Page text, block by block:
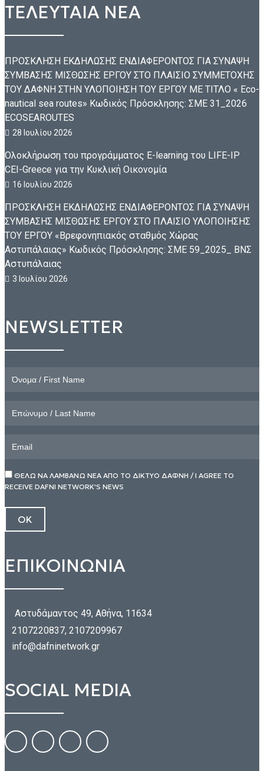
ΤΕΛΕΥΤΑΙΑ ΝΕΑ
ΠΡΟΣΚΛΗΣΗ ΕΚΔΗΛΩΣΗΣ ΕΝΔΙΑΦΕΡΟΝΤΟΣ ΓΙΑ ΣΥΝΑΨΗ
ΣΥΜΒΑΣΗΣ ΜΙΣΘΩΣΗΣ ΕΡΓΟΥ ΣΤΟ ΠΛΑΙΣΙΟ ΣΥΜΜΕΤΟΧΗΣ
ΤΟΥ ΔΑΦΝΗ ΣΤΗΝ ΥΛΟΠΟΙΗΣΗ ΤΟΥ ΕΡΓΟΥ ΜΕ ΤΙΤΛΟ « Eco-
nautical sea routes» Κωδικός Πρόσκλησης: ΣΜΕ 31_2026
ECOSEAROUTES
28 Ιουλίου 2026
Ολοκλήρωση του προγράμματος E-learning του LIFE-IP
CEI-Greece για την Κυκλική Οικονομία
16 Ιουλίου 2026
ΠΡΟΣΚΛΗΣΗ ΕΚΔΗΛΩΣΗΣ ΕΝΔΙΑΦΕΡΟΝΤΟΣ ΓΙΑ ΣΥΝΑΨΗ
ΣΥΜΒΑΣΗΣ ΜΙΣΘΩΣΗΣ ΕΡΓΟΥ ΣΤΟ ΠΛΑΙΣΙΟ ΥΛΟΠΟΙΗΣΗΣ
ΤΟΥ ΕΡΓΟΥ «Βρεφονηπιακός σταθμός Χώρας
Αστυπάλαιας» Κωδικός Πρόσκλησης: ΣΜΕ 59_2025_ ΒΝΣ
Αστυπάλαιας
3 Ιουλίου 2026
NEWSLETTER
ΘΕΛΩ ΝΑ ΛΑΜΒΑΝΩ ΝΕΑ ΑΠΟ ΤΟ ΔΙΚΤΥΟ ΔΑΦΝΗ / I AGREE TO
RECEIVE DAFNI NETWORK'S NEWS
ΕΠΙΚΟΙΝΩΝΙΑ
Αστυδάμαντος 49, Αθήνα, 11634
2107220837, 2107209967
info@dafninetwork.gr
SOCIAL MEDIA